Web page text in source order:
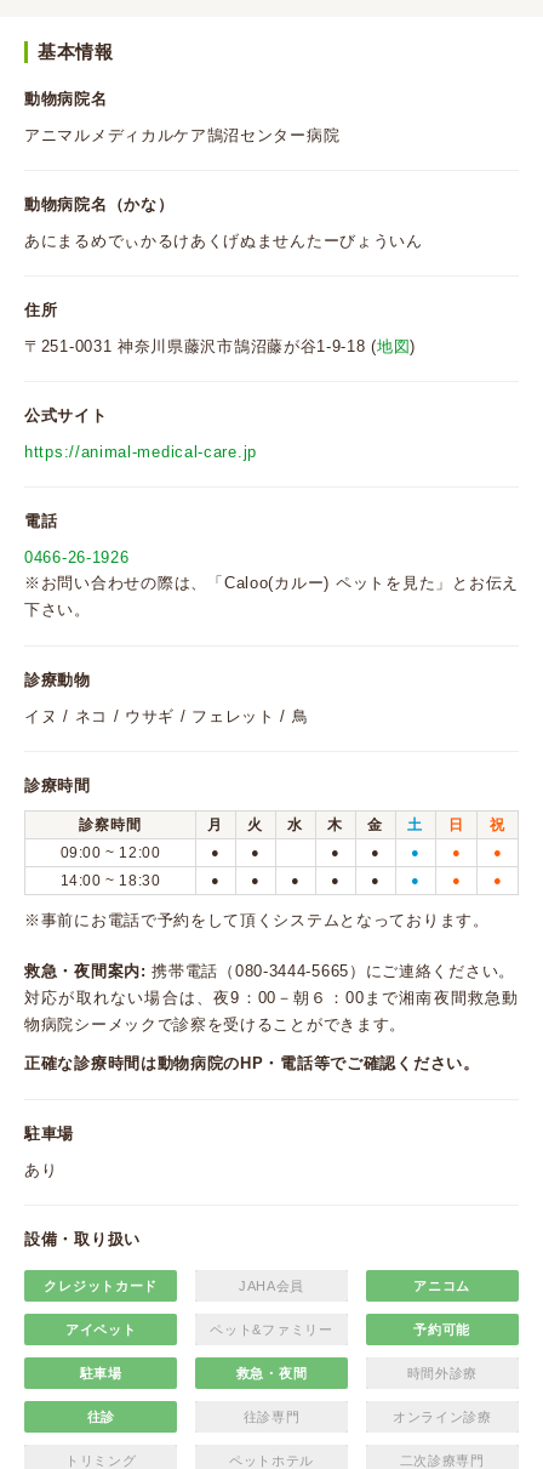
基本情報
動物病院名
アニマルメディカルケア鵠沼センター病院
動物病院名（かな）
あにまるめでぃかるけあくげぬませんたーびょういん
住所
〒251-0031 神奈川県藤沢市鵠沼藤が谷1-9-18 (地図)
公式サイト
https://animal-medical-care.jp
電話
0466-26-1926
※お問い合わせの際は、「Caloo(カルー) ペットを見た」とお伝え
下さい。
診療動物
イヌ / ネコ / ウサギ / フェレット / 鳥
診療時間
診察時間 月 火 水 木 金 土 日
祝
09:00 ~ 12:00
● ● ● ● ● ● ●
14:00 ~ 18:30 ● ● ● ● ● ● ● ●
※事前にお電話で予約をして頂くシステムとなっております。
救急・夜間案内:携帯電話（080-3444-5665）にご連絡ください。
対応が取れない場合は、夜9：00－朝６：00まで湘南夜間救急動
物病院シーメックで診察を受けることができます。
正確な診療時間は動物病院のHP・電話等でご確認ください。
駐車場
あり
設備・取り扱い
クレジットカード JAHA会員 アニコム
アイペット ペット&ファミリー 予約可能
駐車場 救急・夜間 時間外診療
往診 往診専門 オンライン診療
トリミング ペットホテル 二次診療専門